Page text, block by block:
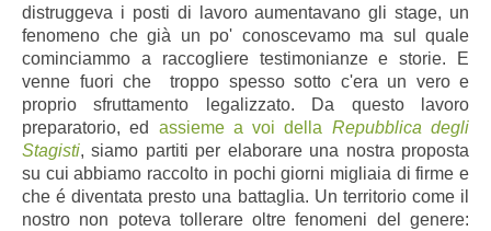
distruggeva i posti di lavoro aumentavano gli stage, un
fenomeno che già un po' conoscevamo ma sul quale
cominciammo a raccogliere testimonianze e storie. E
venne fuori che troppo spesso sotto c'era un vero e
proprio sfruttamento legalizzato. Da questo lavoro
preparatorio, ed assieme a voi della Repubblica degli
Stagisti, siamo partiti per elaborare una nostra proposta
su cui abbiamo raccolto in pochi giorni migliaia di firme e
che é diventata presto una battaglia. Un territorio come il
nostro non poteva tollerare oltre fenomeni del genere: